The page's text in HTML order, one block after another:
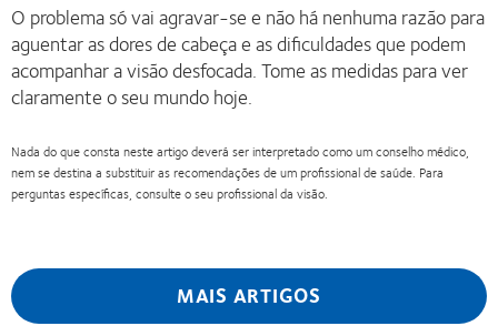
O problema só vai agravar-se e não há nenhuma razão para
aguentar as dores de cabeça e as dificuldades que podem
acompanhar a visão desfocada. Tome as medidas para ver
claramente o seu mundo hoje.
Nada do que consta neste artigo deverá ser interpretado como um conselho médico,
nem se destina a substituir as recomendações de um profissional de saúde. Para
perguntas específicas, consulte o seu profissional da visão.
MAIS ARTIGOS